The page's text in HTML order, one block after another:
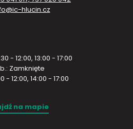
hlucin.cz
- 12:00, 13:00 - 17:00
Zamknięte
- 12:00, 14:00 - 17:00
na mapie